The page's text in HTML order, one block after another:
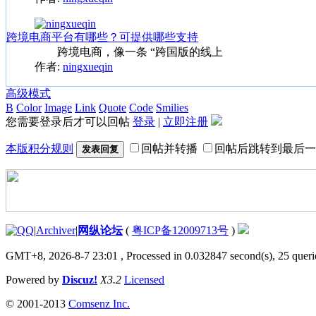
跨境电商平台有哪些？可提供哪些支持
跨境电商，像一条 “跨国版的线上
作者: ningxueqin
高级模式
B Color Image Link Quote Code Smilies
您需要登录后才可以回帖 登录 | 立即注册
本版积分规则 发表回复 回帖并转播 回帖后跳转到最后
|Archiver| 网纵论坛( 粤ICP备12009713号 )
GMT+8, 2026-8-7 23:01 , Processed in 0.032847 second(s), 25
Powered by Discuz! X3.2 Licensed
© 2001-2013 Comsenz Inc.